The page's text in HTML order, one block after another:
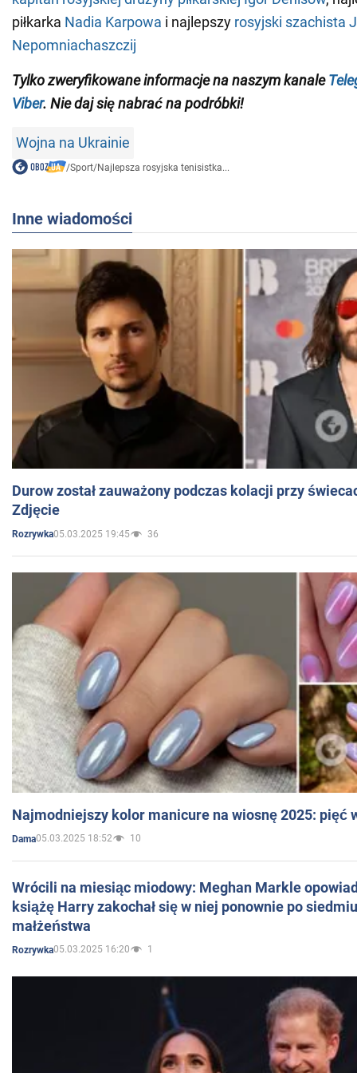
piłkarka Nadia Karpowa i najlepszy rosyjski szachista
Nepomniachaszczij
Tylko zweryfikowane informacje na naszym kanale
Viber. Nie daj się nabrać na podróbki!
Wojna na Ukrainie
/Sport/Najlepsza rosyjska tenisistka...
Inne wiadomości
Durow został zauważony podczas kolacji przy
Zdjęcie
Rozrywka05.03.2025 19:45 36
Najmodniejszy kolor manicure na wiosnę 2025: pięć
Dama05.03.2025 18:52 10
Wrócili na miesiąc miodowy: Meghan Markle
książę Harry zakochał się w niej ponownie po
małżeństwa
Rozrywka05.03.2025 16:20 1